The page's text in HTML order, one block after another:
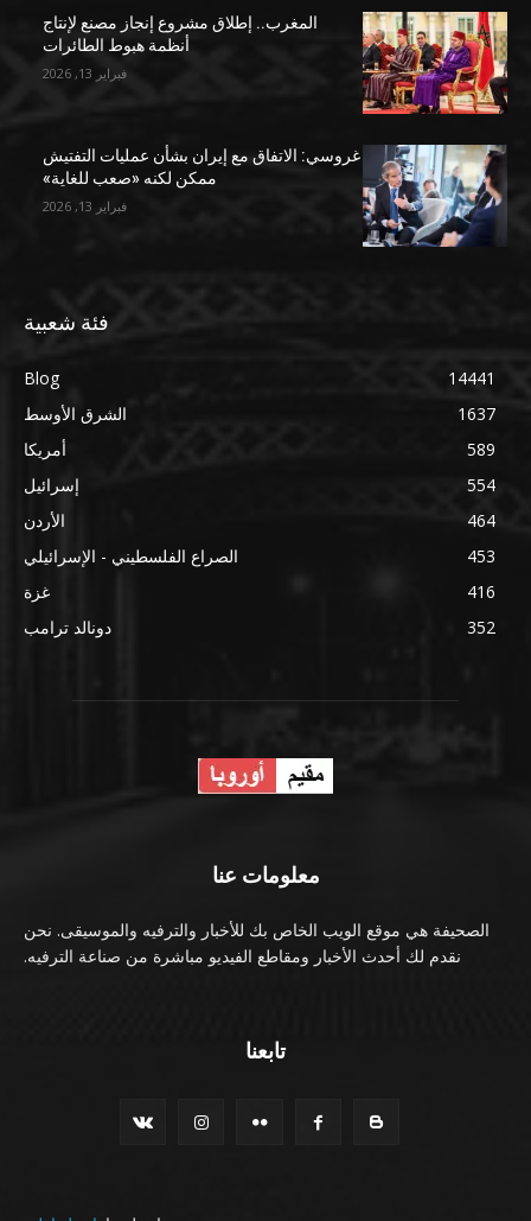
المغرب.. إطلاق مشروع إنجاز مصنع لإنتاج
أنظمة هبوط الطائرات
فبراير 13, 2026
غروسي: الاتفاق مع إيران بشأن عمليات التفتيش
ممكن لكنه «صعب للغاية»
فبراير 13, 2026
فئة شعبية
Blog
14441
الشرق الأوسط
1637
أمريكا
589
إسرائيل
554
الأردن
464
الصراع الفلسطيني - الإسرائيلي
453
غزة
416
دونالد ترامب
352
معلومات عنا
الصحيفة هي موقع الويب الخاص بك للأخبار والترفيه والموسيقى. نحن
نقدم لك أحدث الأخبار ومقاطع الفيديو مباشرة من صناعة الترفيه.
تابعنا